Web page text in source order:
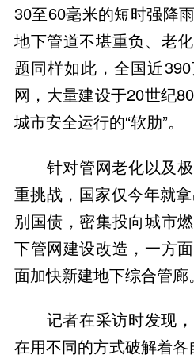
30至60毫米的短时强降
地下管道不堪重负、老
题同样如此，全国近
网，大量建设于20世纪
城市安全运行的“软肋”。
针对管网老化以及
重挑战，国家仅今年就
别国债，密集投向城市
下管网建设改造，一方
面加快新建地下综合管廊。
记者在采访时发现
在用不同的方式破解着各